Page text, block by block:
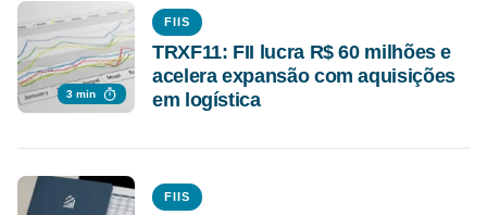
3 min
FIIS
TRXF11: FII lucra R$ 60 milhões e
acelera expansão com aquisições
em logística
FIIS